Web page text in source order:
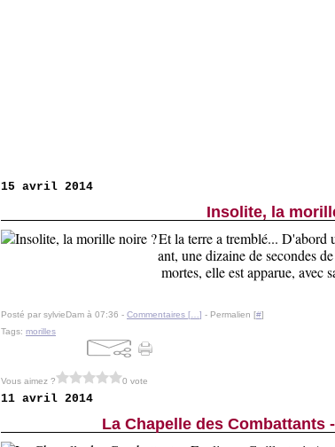
15 avril 2014
Insolite, la
Et la terre a tremblé... D'abord
ant, une dizaine de secondes
mortes, elle est apparue, avec
Posté par sylvieDam à 07:36 - Commentaires [ ] - Permalien [#]
Tags: morilles
Vous aimez ? 0 vote
11 avril 2014
La Chapelle des Combattants